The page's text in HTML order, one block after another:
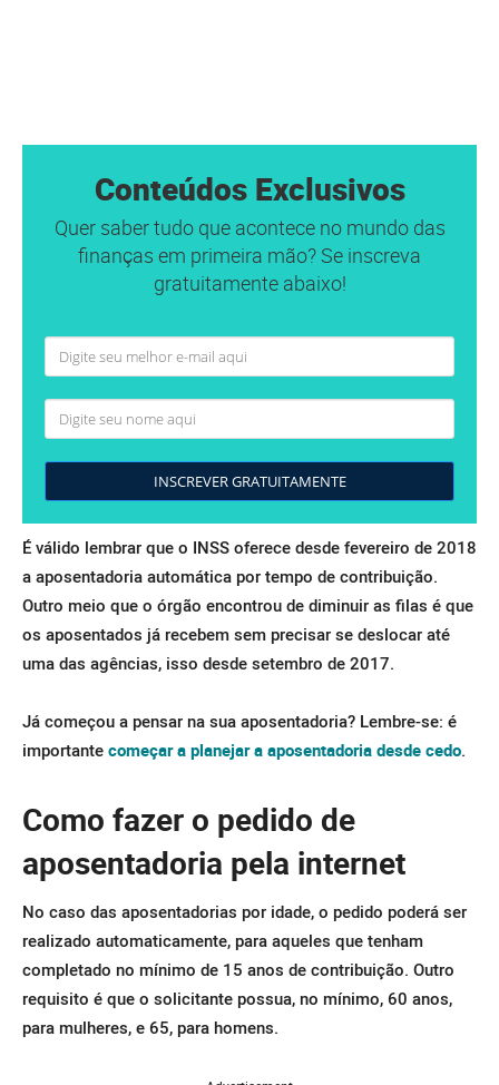
Conteúdos Exclusivos
Quer saber tudo que acontece no mundo das
finanças em primeira mão? Se inscreva
gratuitamente abaixo!
INSCREVER GRATUITAMENTE
É válido lembrar que o INSS oferece desde fevereiro de 2018
a aposentadoria automática por tempo de contribuição.
Outro meio que o órgão encontrou de diminuir as filas é que
os aposentados já recebem sem precisar se deslocar até
uma das agências, isso desde setembro de 2017.
Já começou a pensar na sua aposentadoria? Lembre-se: é
importante começar a planejar a aposentadoria desde cedo.
Como fazer o pedido de
aposentadoria pela internet
No caso das aposentadorias por idade, o pedido poderá ser
realizado automaticamente, para aqueles que tenham
completado no mínimo de 15 anos de contribuição. Outro
requisito é que o solicitante possua, no mínimo, 60 anos,
para mulheres, e 65, para homens.